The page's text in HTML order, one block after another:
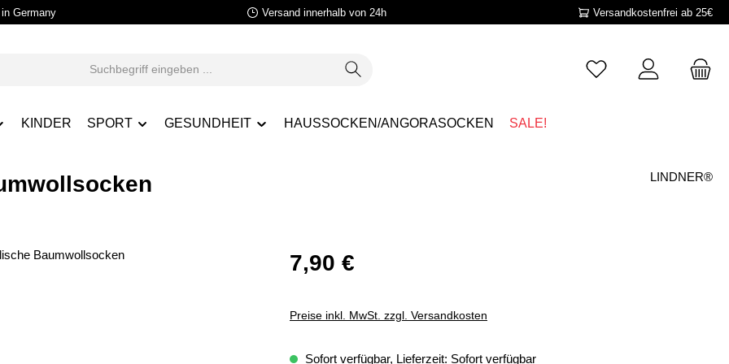
Germany Versand innerhalb von 24h Versandkostenfrei ab 25€
KINDER SPORT GESUNDHEIT HAUSSOCKEN/ANGORASOCKEN SALE!
LINDNER®
7,90 €
Preise inkl. MwSt. zzgl. Versandkosten
Sofort verfügbar, Lieferzeit: Sofort verfügbar